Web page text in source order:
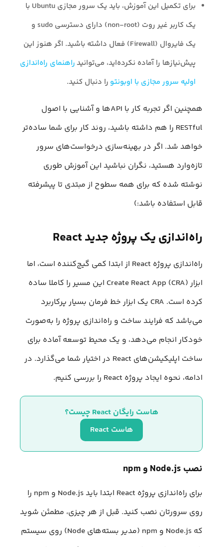
برای تکمیل این آموزش، باید یک سرور مجازی Ubuntu با
یک کاربر غیر روت (non-root) دارای دسترسی sudo و
یک فایروال (Firewall) فعال داشته باشید. اگر هنوز این
پیش‌نیازها را آماده نکرده‌اید، می‌توانیدراهنمای راه‌اندازی
اولیه سرور مجازی با اوبونتو را دنبال کنید.
همچنین اگر تجربه کار با APIها و آشنایی با اصول
RESTful را هم داشته باشید، روند کار برای شما ساده‌تر
خواهد شد. اگر در بهینه‌سازی درخواست‌های سرور
تازه‌وارد هستید، نگران نباشید این آموزش طوری
نوشته شده که برای همه سطوح از مبتدی تا پیشرفته
قابل استفاده باشد:)
راه‌اندازی یک پروژه جدید React
راه‌اندازی پروژه React از ابتدا کمی گیج‌کننده است، اما
ابزار Create React App (CRA) این مسیر را کاملا ساده
کرده است. CRA یک ابزار خط فرمان بسیار پرکاربرد
می‌باشد که فرایند ساخت و راه‌اندازی پروژه را به‌صورت
خودکار انجام می‌دهد، و یک محیط توسعه آماده برای
ساخت اپلیکیشن‌های React در اختیار شما می‌گذارد. در
ادامه، نحوه ایجاد پروژه React را بررسی کنیم.
هاست رایگان React چیست؟
هاست React
نصب Node.js و npm
برای راه‌اندازی پروژه React ابتدا باید Node.js و npm را
روی سرورتان نصب کنید. قبل از هر چیزی، مطمئن شوید
که Node.js و npm (مدیر بسته‌های Node) روی سیستم